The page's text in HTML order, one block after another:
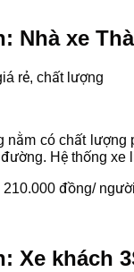
Nhà xe
nằm có chất
Hệ thống
210.000 đồng/
Xe khách